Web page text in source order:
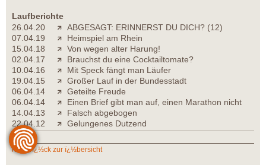
Laufberichte
26.04.20
ABGESAGT: ERINNERST DU DICH? (12)
07.04.19
Heimspiel am Rhein
15.04.18
Von wegen alter Harung!
02.04.17
Brauchst du eine Cocktailtomate?
10.04.16
Mit Speck fängt man Läufer
19.04.15
Großer Lauf in der Bundesstadt
06.04.14
Geteilte Freude
06.04.14
Einen Brief gibt man auf, einen Marathon nicht
14.04.13
Falsch abgebogen
22.04.12
Gelungenes Dutzend
zurï¿½ck zur ï¿½bersicht